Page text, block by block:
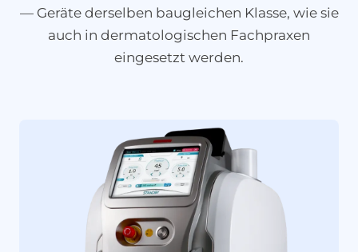
— Geräte derselben baugleichen Klasse, wie sie
auch in dermatologischen Fachpraxen
eingesetzt werden.